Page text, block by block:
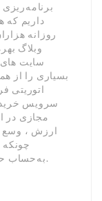
برنامه‌ریزی
داریم که
روزانه
وبلاگ
سایت های
بسیاری را از
اتوریتی
سرویس خرید
مجازی در
ارزش ، وسع
چونکه
به‌حساب حذف شدن رپورتاژهای نوشتن شده ندارند.